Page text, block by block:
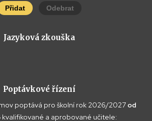
Přidat Odebrat
Jazyková zkouška
Poptávkové řízení
poptává pro školní rok 2026/2027 od
kvalifikované a aprobované učitele: